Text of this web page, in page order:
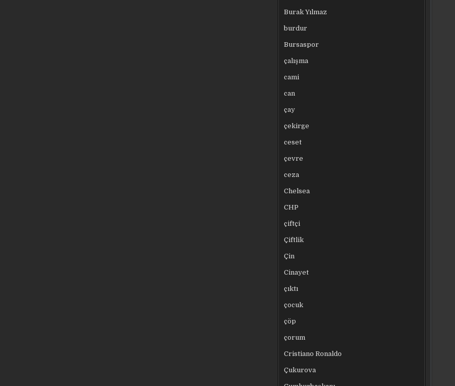
Burak Yılmaz
burdur
Bursaspor
çalışma
cami
can
çay
çekirge
ceset
çevre
ceza
Chelsea
CHP
çiftçi
Çiftlik
Çin
Cinayet
çıktı
çocuk
çöp
çorum
Cristiano Ronaldo
Çukurova